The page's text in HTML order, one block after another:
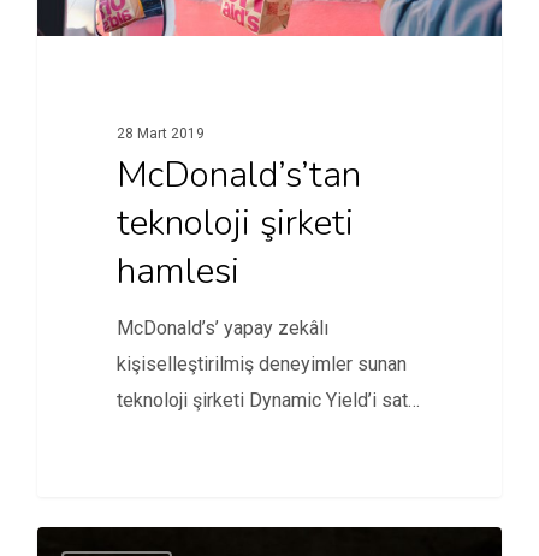
28 Mart 2019
McDonald’s’tan
teknoloji şirketi
hamlesi
McDonald’s’ yapay zekâlı
kişiselleştirilmiş deneyimler sunan
teknoloji şirketi Dynamic Yield’i satın